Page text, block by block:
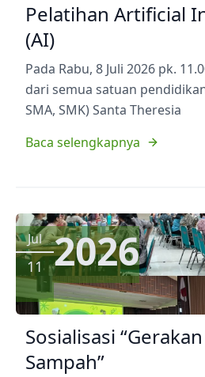
Pelatihan Artificial
(AI)
Pada Rabu, 8 Juli 2026 pk.
dari semua satuan pendidikan
SMA, SMK) Santa Theresia
Baca selengkapnya
Jul
11 2026
Sosialisasi
Sampah”